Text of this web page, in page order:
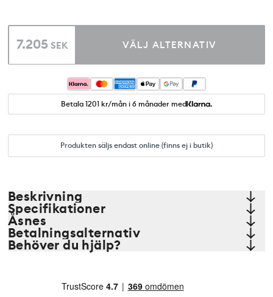
7.205 SEK VÄLJ ALTERNATIV
Betala 1201 kr/mån i 6 månader med
Produkten säljs endast online (finns ej i butik)
Beskrivning
Specifikationer
Åsnes
Betalningsalternativ
Behöver du hjälp?